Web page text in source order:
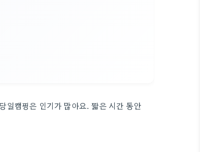
일캠핑은 인기가 많아요. 짧은 시간 동안